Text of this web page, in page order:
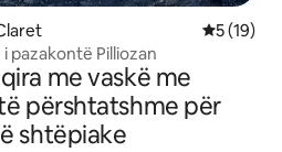
Vlerësimi
5 (19)
pazakontë Pilliozan
me vaskë me
përshtatshme për
shtëpiake